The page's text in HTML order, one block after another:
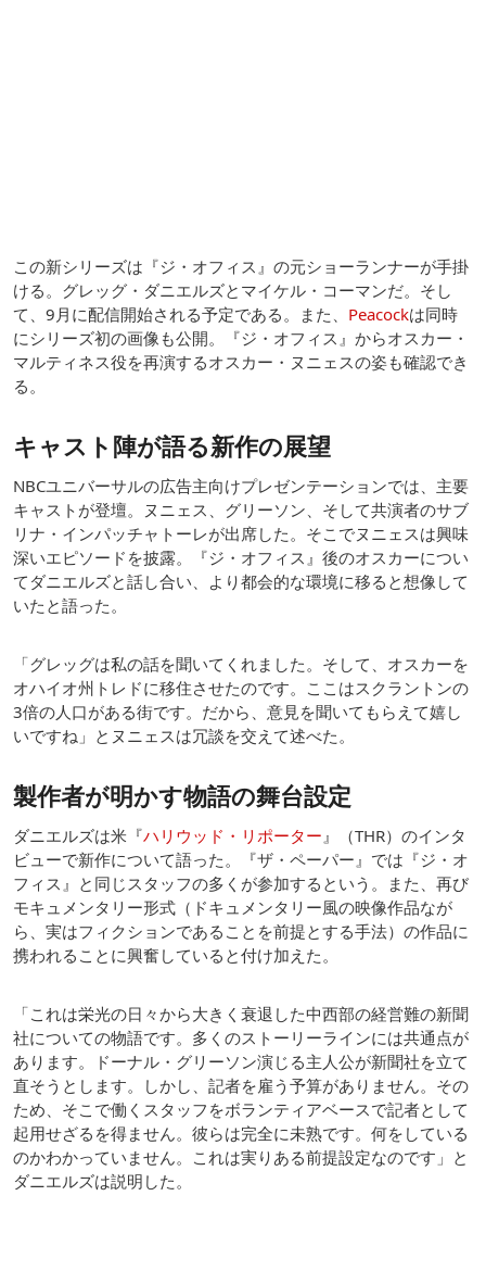
この新シリーズは『ジ・オフィス』の元ショーランナーが手掛
ける。グレッグ・ダニエルズとマイケル・コーマンだ。そし
て、9月に配信開始される予定である。また、 Peacockは同時
にシリーズ初の画像も公開。『ジ・オフィス』からオスカー・
マルティネス役を再演するオスカー・ヌニェスの姿も確認でき
る。
キャスト陣が語る新作の展望
NBCユニバーサルの広告主向けプレゼンテーションでは、主要
キャストが登壇。ヌニェス、グリーソン、そして共演者のサブ
リナ・インパッチャトーレが出席した。そこでヌニェスは興味
深いエピソードを披露。『ジ・オフィス』後のオスカーについ
てダニエルズと話し合い、より都会的な環境に移ると想像して
いたと語った。
「グレッグは私の話を聞いてくれました。そして、オスカーを
オハイオ州トレドに移住させたのです。ここはスクラントンの
3倍の人口がある街です。だから、意見を聞いてもらえて嬉し
いですね」とヌニェスは冗談を交えて述べた。
製作者が明かす物語の舞台設定
ダニエルズは米『ハリウッド・リポーター』（THR）のインタ
ビューで新作について語った。『ザ・ペーパー』では『ジ・オ
フィス』と同じスタッフの多くが参加するという。また、再び
モキュメンタリー形式（ドキュメンタリー風の映像作品なが
ら、実はフィクションであることを前提とする手法）の作品に
携われることに興奮していると付け加えた。
「これは栄光の日々から大きく衰退した中西部の経営難の新聞
社についての物語です。多くのストーリーラインには共通点が
あります。ドーナル・グリーソン演じる主人公が新聞社を立て
直そうとします。しかし、記者を雇う予算がありません。その
ため、そこで働くスタッフをボランティアベースで記者として
起用せざるを得ません。彼らは完全に未熟です。何をしている
のかわかっていません。これは実りある前提設定なのです」と
ダニエルズは説明した。